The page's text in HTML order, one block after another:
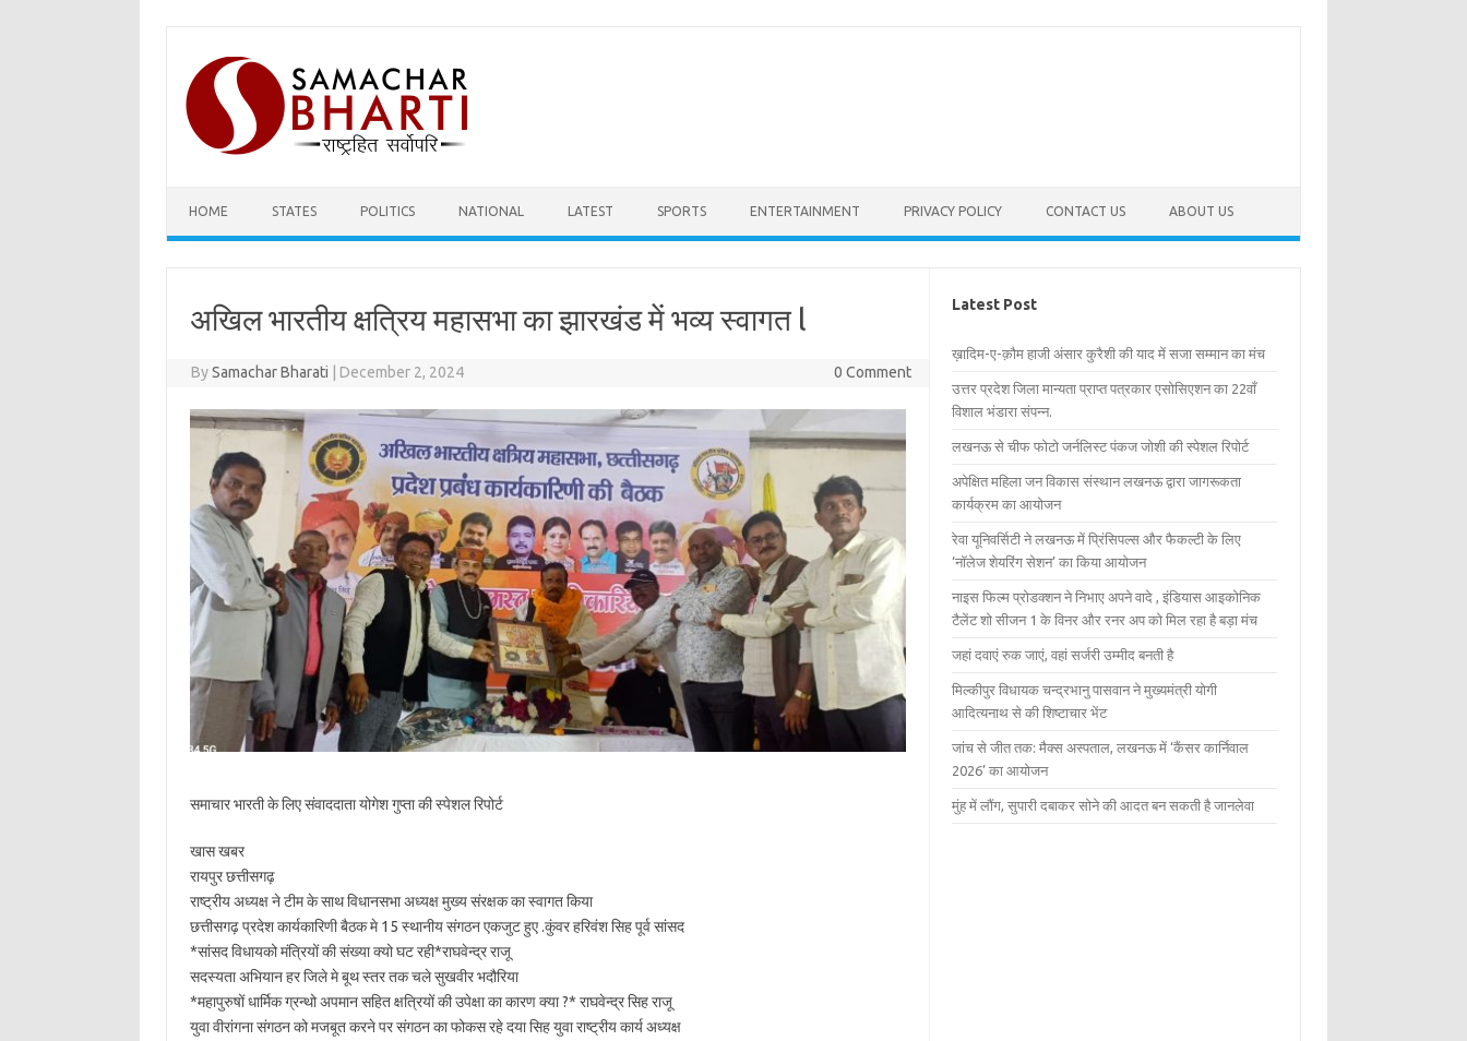
content
HOME STATES POLITICS NATIONAL LATEST SPORTS ENTERTAINMENT PRIVACY POLICY CONTACT US ABOUT US
अखिल भारतीय क्षत्रिय महासभा का झारखंड में भव्य स्वागत l
BySamachar Bharati December 2, 2024 0 Comment
समाचार भारती के लिए संवाददाता योगेश गुप्ता की स्पेशल रिपोर्ट
खास खबर
रायपुर छत्तीसगढ़
राष्ट्रीय अध्यक्ष ने टीम के साथ विधानसभा अध्यक्ष मुख्य संरक्षक का स्वागत किया
छत्तीसगढ़ प्रदेश कार्यकारिणी बैठक मे 15 स्थानीय संगठन एकजुट हुए .कुंवर हरिवंश सिह पूर्व सांसद
*सांसद विधायको मंत्रियों की संख्या क्यो घट रही*राघवेन्द्र राजू
सदस्यता अभियान हर जिले मे बूथ स्तर तक चले सुखवीर भदौरिया
*महापुरुषों धार्मिक ग्रन्थो अपमान सहित क्षत्रियों की उपेक्षा का कारण क्या ?* राघवेन्द्र सिह राजू
युवा वीरांगना संगठन को मजबूत करने पर संगठन का फोकस रहे दया सिह युवा राष्ट्रीय कार्य अध्यक्ष
Latest Post
ख़ादिम-ए-क़ौम हाजी अंसार कुरैशी की याद में सजा सम्मान का मंच
उत्तर प्रदेश जिला मान्यता प्राप्त पत्रकार एसोसिएशन का 22वाँ
विशाल भंडारा संपन्न.
लखनऊ से चीफ फोटो जर्नलिस्ट पंकज जोशी की स्पेशल रिपोर्ट
अपेक्षित महिला जन विकास संस्थान लखनऊ द्वारा जागरूकता
कार्यक्रम का आयोजन
रेवा यूनिवर्सिटी ने लखनऊ में प्रिंसिपल्स और फैकल्टी के लिए
‘नॉलेज शेयरिंग सेशन’ का किया आयोजन
नाइस फिल्म प्रोडक्शन ने निभाए अपने वादे , इंडियास आइकोनिक
टैलेंट शो सीजन 1 के विनर और रनर अप को मिल रहा है बड़ा मंच
जहां दवाएं रुक जाएं, वहां सर्जरी उम्मीद बनती है
मिल्कीपुर विधायक चन्द्रभानु पासवान ने मुख्यमंत्री योगी
आदित्यनाथ से की शिष्टाचार भेंट
जांच से जीत तक: मैक्स अस्पताल, लखनऊ में ‘कैंसर कार्निवाल
2026’ का आयोजन
मुंह में लौंग, सुपारी दबाकर सोने की आदत बन सकती है जानलेवा